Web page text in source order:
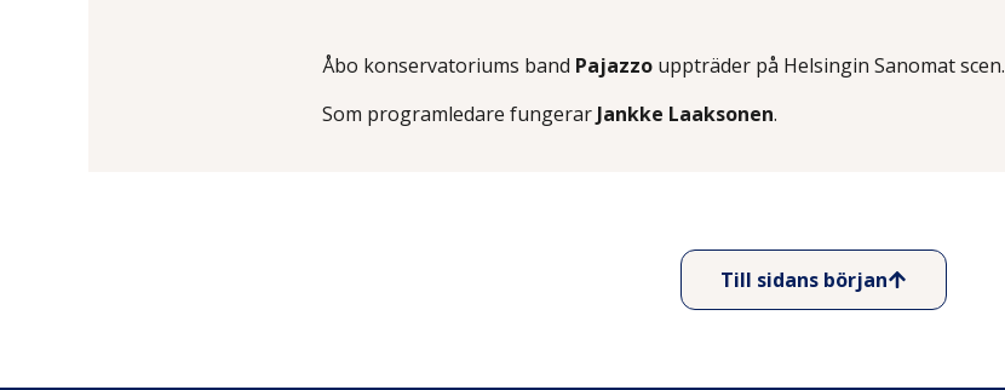
Åbo konservatoriums band Pajazzouppträder på Helsingin Sanomat scen.
Som programledare fungerar Jankke Laaksonen.
Till sidans början